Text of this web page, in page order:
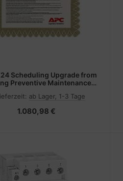
Scheduling Upgrade from
Preventive Maintenance
Wartung (für UPS 151-500
ab Lager, 1-3 Tage
1.080,98 €